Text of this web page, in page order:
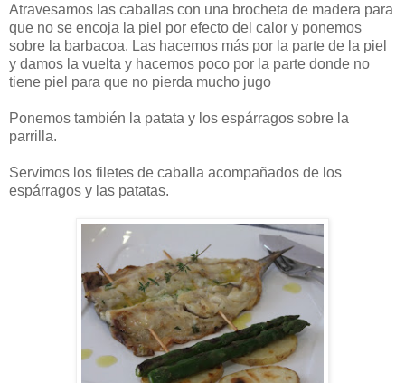
Atravesamos las caballas con una brocheta de madera para
que no se encoja la piel por efecto del calor y ponemos
sobre la barbacoa. Las hacemos más por la parte de la piel
y damos la vuelta y hacemos poco por la parte donde no
tiene piel para que no pierda mucho jugo
Ponemos también la patata y los espárragos sobre la
parrilla.
Servimos los filetes de caballa acompañados de los
espárragos y las patatas.